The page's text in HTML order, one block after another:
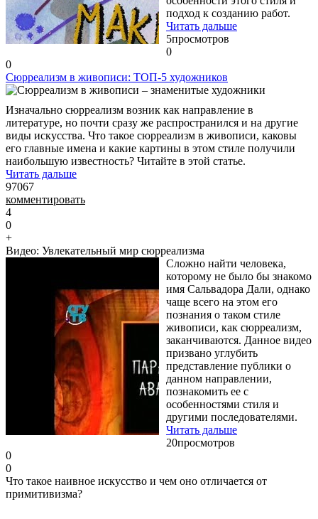
подход к созданию работ.
Читать дальше
5просмотров
0
0
Сюрреализм в живописи: ТОП-5 художников
Изначально сюрреализм возник как направление в
литературе, но почти сразу же распространился и на другие
виды искусства. Что такое сюрреализм в живописи, каковы
его главные имена и какие картины в этом стиле получили
наибольшую известность? Читайте в этой статье.
Читать дальше
97067
комментировать
4
0
+
Видео: Увлекательный мир сюрреализма
Сложно найти человека,
которому не было бы знакомо
имя Сальвадора Дали, однако
чаще всего на этом его
познания о таком стиле
живописи, как сюрреализм,
заканчиваются. Данное видео
призвано углубить
представление публики о
данном направлении,
познакомить ее с
особенностями стиля и
другими последователями.
Читать дальше
20просмотров
0
0
Что такое наивное искусство и чем оно отличается от
примитивизма?